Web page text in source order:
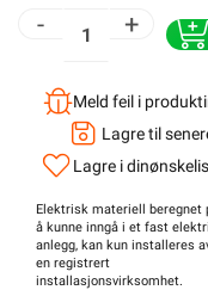
- +
Meld feil i
Lagre til
Lagre i din
Elektrisk materiell beregnet
å kunne inngå i et fast
anlegg, kan kun installeres
en registrert
installasjonsvirksomhet.